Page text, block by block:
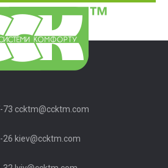
73 ccktm@ccktm.com
26 kiev@ccktm.com